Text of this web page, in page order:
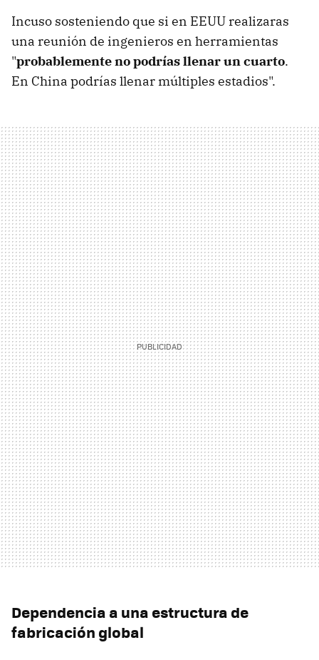
Incuso sosteniendo que si en EEUU realizaras
una reunión de ingenieros en herramientas
"probablemente no podrías llenar un cuarto.
En China podrías llenar múltiples estadios".
Dependencia a una estructura de
fabricación global